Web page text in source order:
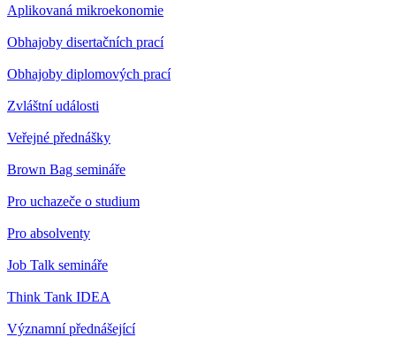
Aplikovaná mikroekonomie
Obhajoby disertačních prací
Obhajoby diplomových prací
Zvláštní události
Veřejné přednášky
Brown Bag semináře
Pro uchazeče o studium
Pro absolventy
Job Talk semináře
Think Tank IDEA
Významní přednášející